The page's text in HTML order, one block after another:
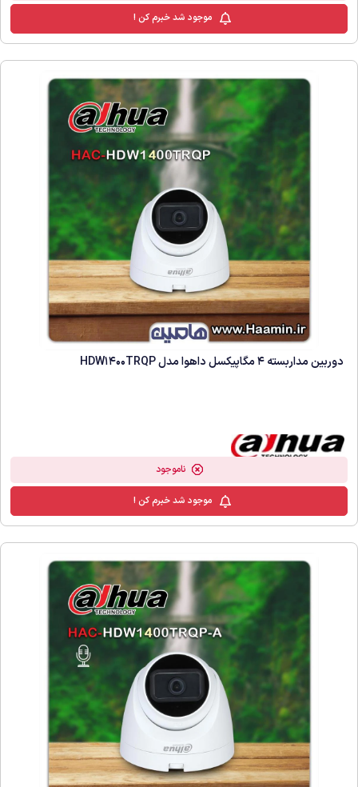
موجود شد خبرم کن !
دوربین مداربسته 4 مگاپیکسل داهوا مدل HDW1400TRQP
ناموجود
موجود شد خبرم کن !